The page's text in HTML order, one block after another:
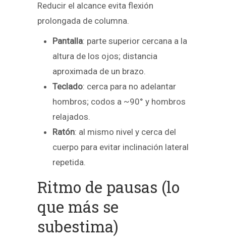
Reducir el alcance evita flexión
prolongada de columna.
Pantalla: parte superior cercana a la
altura de los ojos; distancia
aproximada de un brazo.
Teclado: cerca para no adelantar
hombros; codos a ~90° y hombros
relajados.
Ratón: al mismo nivel y cerca del
cuerpo para evitar inclinación lateral
repetida.
Ritmo de pausas (lo
que más se
subestima)